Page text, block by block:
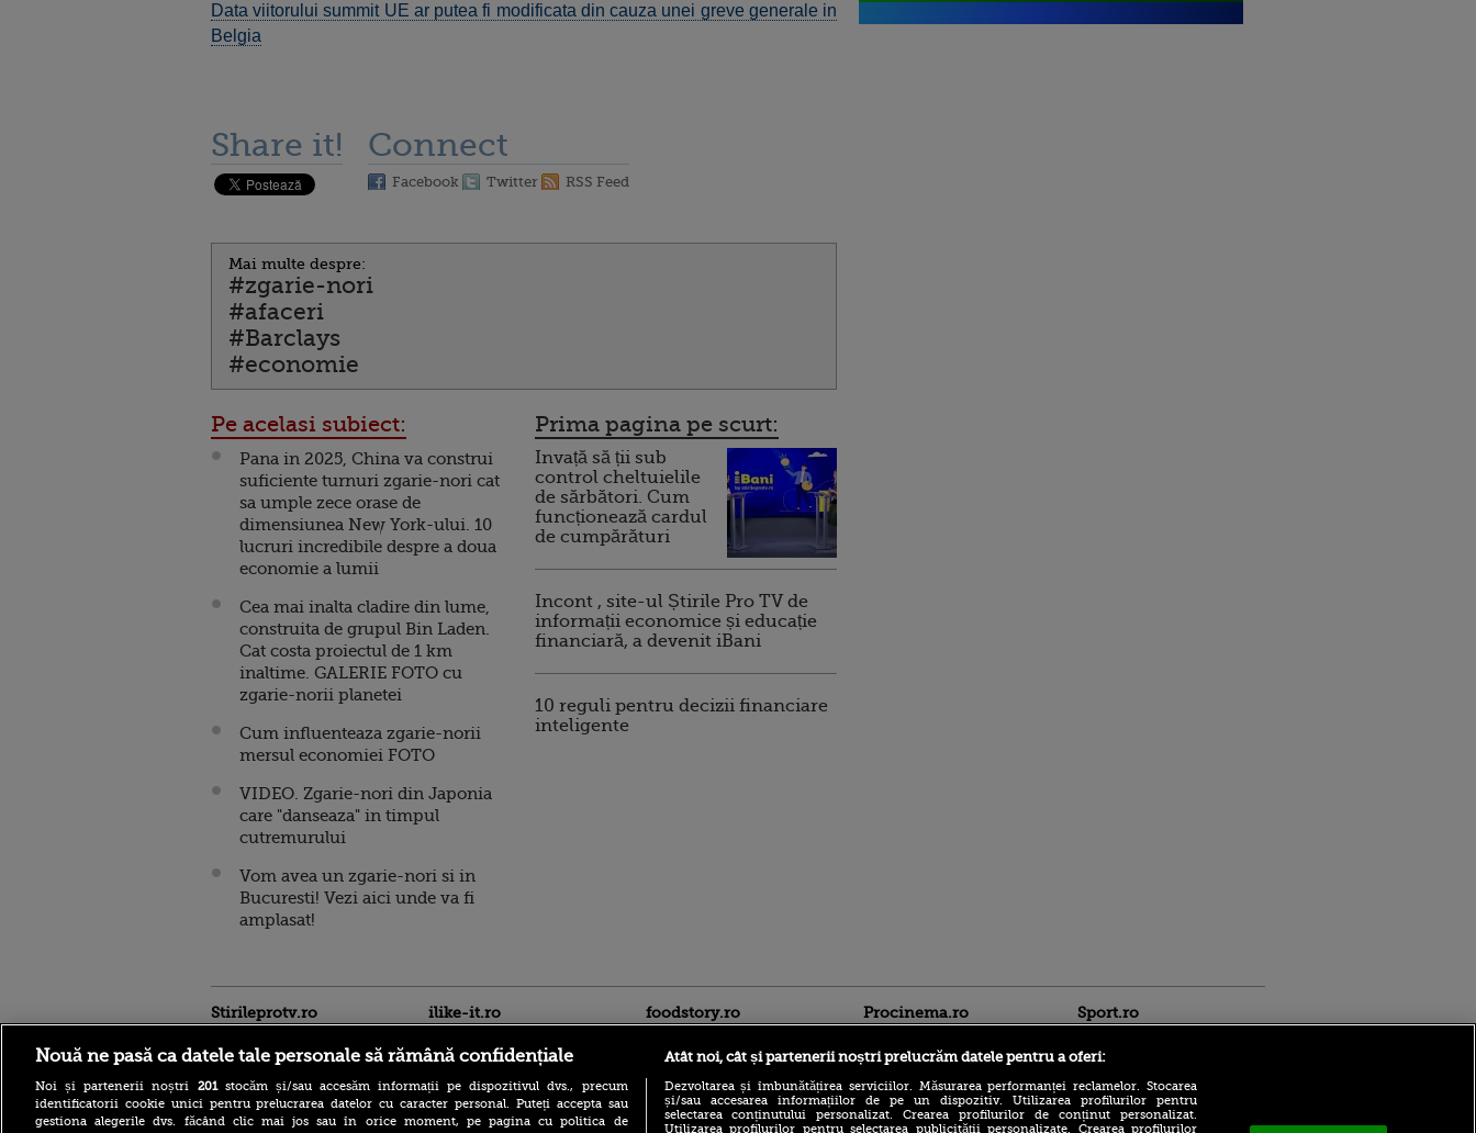
Data viitorului summit UE ar putea fi modificata din cauza unei greve generale in
Belgia
Share it! Connect
Facebook Twitter RSS Feed
Mai multe despre:
#zgarie-nori
#afaceri
#Barclays
#economie
Pe acelasi subiect:
Pana in 2025, China va construi
suficiente turnuri zgarie-nori cat
sa umple zece orase de
dimensiunea New York-ului. 10
lucruri incredibile despre a doua
economie a lumii
Cea mai inalta cladire din lume,
construita de grupul Bin Laden.
Cat costa proiectul de 1 km
inaltime. GALERIE FOTO cu
zgarie-norii planetei
Cum influenteaza zgarie-norii
mersul economiei FOTO
VIDEO. Zgarie-nori din Japonia
care "danseaza" in timpul
cutremurului
Vom avea un zgarie-nori si in
Bucuresti! Vezi aici unde va fi
amplasat!
Prima pagina pe scurt:
Invață să ții sub
control cheltuielile
de sărbători. Cum
funcționează cardul
de cumpărături
Incont , site-ul Știrile Pro TV de
informații economice și educație
financiară, a devenit iBani
10 reguli pentru decizii financiare
inteligente
Stirileprotv.ro ilike-it.ro foodstory.ro Procinema.ro Sport.ro
Nouă ne pasă ca datele tale personale să rămână confidențiale
Noi și partenerii noștri 201stocăm și/sau accesăm informații pe dispozitivul dvs., precum
identificatorii cookie unici pentru prelucrarea datelor cu caracter personal. Puteți accepta sau
gestiona alegerile dvs. făcând clic mai jos sau în orice moment, pe pagina cu politica de
Atât noi, cât și partenerii noștri prelucrăm datele pentru a oferi:
Dezvoltarea și îmbunătățirea serviciilor. Măsurarea performanței reclamelor. Stocarea
și/sau accesarea informațiilor de pe un dispozitiv. Utilizarea profilurilor pentru
selectarea conținutului personalizat. Crearea profilurilor de conținut personalizat.
Utilizarea profilurilor pentru selectarea publicității personalizate. Crearea profilurilor